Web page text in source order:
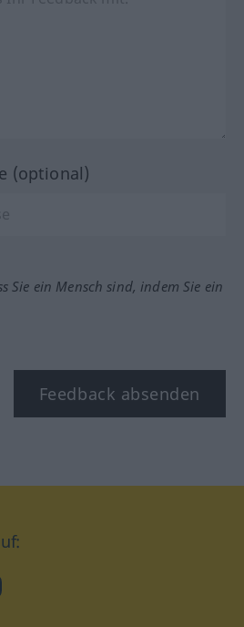
(optional)
Sie ein Mensch sind, indem Sie ein
Feedback absenden